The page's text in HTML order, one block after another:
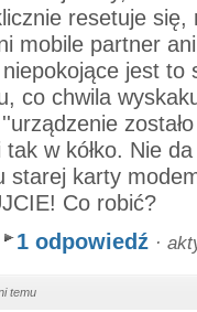
resetuje
mobile partner
jest to
co chwila
tak w kółko. Nie
starej karty
Co robić?
1 odpowiedź ·
temu